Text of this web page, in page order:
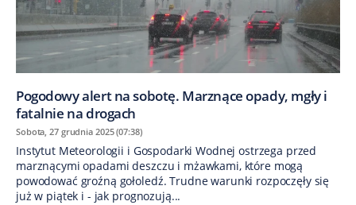
Pogodowy alert na sobotę. Marznące opady, mgły i
fatalnie na drogach
Sobota, 27 grudnia 2025 (07:38)
Instytut Meteorologii i Gospodarki Wodnej ostrzega przed
marznącymi opadami deszczu i mżawkami, które mogą
powodować groźną gołoledź. Trudne warunki rozpoczęły się
już w piątek i - jak prognozują...